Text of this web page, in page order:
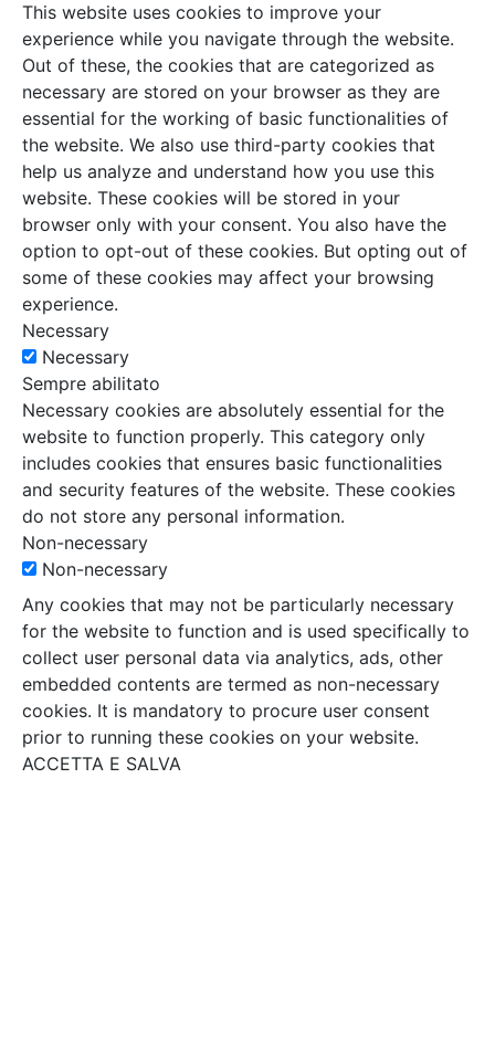
This website uses cookies to improve your
experience while you navigate through the website.
Out of these, the cookies that are categorized as
necessary are stored on your browser as they are
essential for the working of basic functionalities of
the website. We also use third-party cookies that
help us analyze and understand how you use this
website. These cookies will be stored in your
browser only with your consent. You also have the
option to opt-out of these cookies. But opting out of
some of these cookies may affect your browsing
experience.
Necessary
Necessary
Sempre abilitato
Necessary cookies are absolutely essential for the
website to function properly. This category only
includes cookies that ensures basic functionalities
and security features of the website. These cookies
do not store any personal information.
Non-necessary
Non-necessary
Any cookies that may not be particularly necessary
for the website to function and is used specifically to
collect user personal data via analytics, ads, other
embedded contents are termed as non-necessary
cookies. It is mandatory to procure user consent
prior to running these cookies on your website.
ACCETTA E SALVA